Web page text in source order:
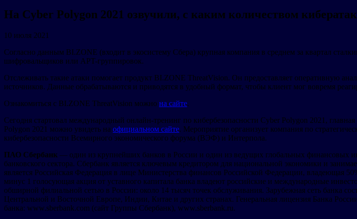
На Cyber Polygon 2021 озвучили, с каким количеством
10 июля 2021
Согласно данным BI.ZONE (входит в экосистему Сбера) крупная компания в среднем за квартал
шифровальщиков или APT-группировок.
Отслеживать такие атаки помогает продукт BI.ZONE ThreatVision. Он предоставляет оперативную
источников. Данные обрабатываются и приводятся в удобный формат, чтобы клиент мог вовремя
Ознакомиться с BI.ZONE ThreatVision можно на сайте.
Сегодня стартовал международный онлайн-тренинг по кибербезопасности Cyber Polygon 2021,
Polygon 2021 можно увидеть на официальном сайте. Мероприятие организует компания по
кибербезопасности Всемирного экономического форума (ВЭФ) и Интерпола.
ПАО Сбербанк — один из крупнейших банков в России и один из ведущих глобальных финансовых
банковского сектора. Сбербанк является ключевым кредитором для национальной экономики и
является Российская Федерация в лице Министерства финансов Российской Федерации, владеющая
минус 1 голосующая акция от уставного капитала банка владеют российские и международные
обширной филиальной сетью в России: около 14 тысяч точек обслуживания. Зарубежная сеть банка
Центральной и Восточной Европе, Индии, Китае и других странах. Генеральная лицензия Банка
банка: www.sberbank.com (сайт Группы Сбербанк), www.sberbank.ru.